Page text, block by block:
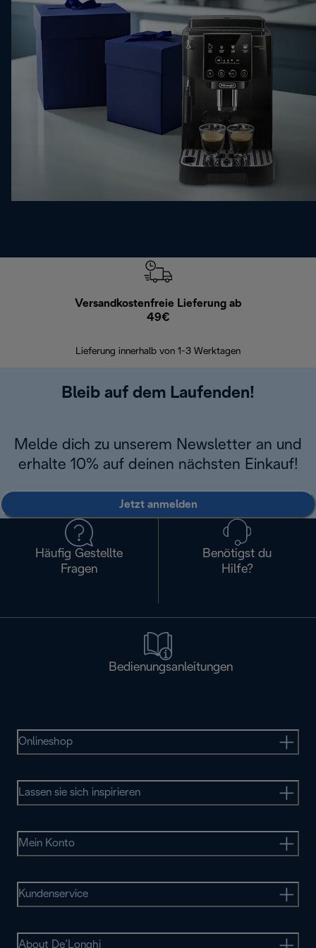
Versandkostenfreie Lieferung ab
49€
Lieferung innerhalb von 1-3 Werktagen
Bleib auf dem Laufenden!
Melde dich zu unserem Newsletter an und
erhalte 10% auf deinen nächsten Einkauf!
Jetzt anmelden
Häufig Gestellte
Fragen
Benötigst du
Hilfe?
Bedienungsanleitungen
Onlineshop
Lassen sie sich inspirieren
Mein Konto
Kundenservice
About De’Longhi